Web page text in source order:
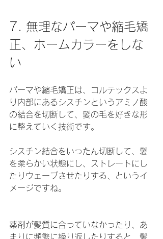
7. 無理なパーマや縮毛矯
正、ホームカラーをしな
い
パーマや縮毛矯正は、コルテックスよ
り内部にあるシスチンというアミノ酸
の結合を切断して、髪の毛を好きな形
に整えていく技術です。
シスチン結合をいったん切断して、髪
を柔らかい状態にし、ストレートにし
たりウェーブさせたりする、というイ
メージですね。
薬剤が髪質に合っていなかったり、あ
まりに頻繁に繰り返したりすると、髪